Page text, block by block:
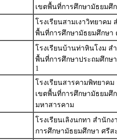
เขตพื้นที่การศึกษามัธยมศึ
โรงเรียนสามเงาวิทยาคม
พื้นที่การศึกษามัธยมศึกษา
โรงเรียนบ้านท่าหินโงม ส
พื้นที่การศึกษาประถมศึกษ
1
โรงเรียนสารคามพิทยาค
เขตพื้นที่การศึกษามัธยมศึ
มหาสารคาม
โรงเรียนเลิงนกทา สำนัก
การศึกษามัธยมศึกษา ศรีส